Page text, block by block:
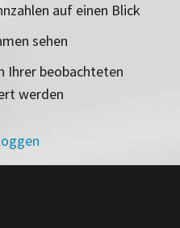
auf einen Blick
sehen
Ihrer beobachteten
werden